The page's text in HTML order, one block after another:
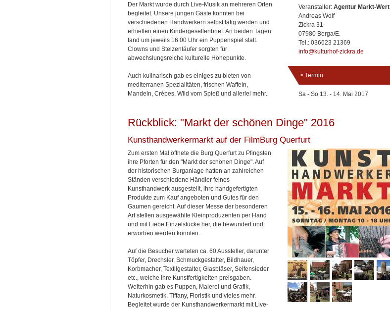
Veranstalter: Agentur Markt-Wert
Andreas Wolf
Zickra 31
07980 Berga/E.
Tel.: 036623 21369
info@kulturhof-zickra.de
Termin
Sa - So 13. - 14. Mai 2017
Der Markt wurde durch Live-Musik an mehreren Orten
begleitet. Unsere jungen Gäste konnten bei
verschiedenen Handwerkern selbst tätig werden und
erhielten einen Kindergesellenbrief. An beiden Tagen
fand um jeweils 16.00 Uhr ein Puppenspiel statt.
Clowns und Stelzenläufer sorgten für
abwechslungsreiche kulturelle Höhepunkte.
Auch kulinarisch gab es einiges zu bieten von
mediterranen Spezialitäten, frischen Waffeln,
Mandeln, Crèpes, Wild vom Spieß und allerlei mehr.
Rückblick: "Markt der schönen Dinge" 2016
Kunsthandwerkermarkt auf der FilmBurg Querfurt
Zum ersten Mal öffnete die Burg Querfurt zu Pfingsten
ihre Pforten für den "Markt der schönen Dinge". Auf
der historischen Burganlage hatten an zahlreichen
Ständen verschiedene Händler feines
Kunsthandwerk ausgestellt, ihre handgefertigten
Produkte zum Kauf angeboten und Gutes für den
Gaumen gereicht. Auf dieser Messe der besonderen
Art stellen ausgewählte Kleinproduzenten per Hand
und mit Liebe Einzelstücke her, die bewundert und
erworben werden konnten.
Auf die Besucher warteten ca. 60 Aussteller, darunter
Töpfer, Drechsler, Schmuckgestalter, Bildhauer,
Korbmacher, Textilgestalter, Glasbläser, Seifensieder
etc., welche ihre Kunstfertigkeiten preisgaben.
Weiterhin gab es Puppen, Malerei und Grafik,
Naturkosmetik, Tiffany, Floristik und vieles mehr.
Begleitet wurde der Kunsthandwerkermarkt mit Live-